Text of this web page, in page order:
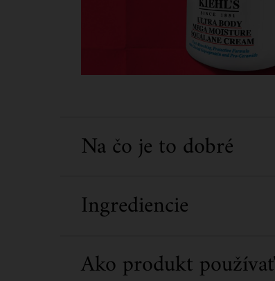
Na čo je to dobré
Ingrediencie
Ako produkt používať